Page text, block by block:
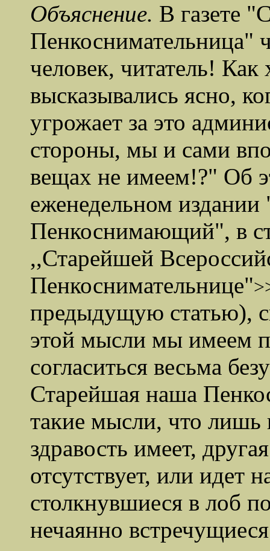
Объяснение. В газете
Пенкоснимательница"
человек, читатель!
высказывались ясно,
угрожает за это
стороны, мы и сами
вещах не имеем!?" Об
еженедельном издании
Пенкоснимающий", в
,,Старейшей
Пенкоснимательнице"
предыдущую статью),
этой мысли мы имеем
согласиться весьма
Старейшая наша
такие мысли, что
здравость имеет,
отсутствует, или идет
столкнувшиеся в лоб
нечаянно